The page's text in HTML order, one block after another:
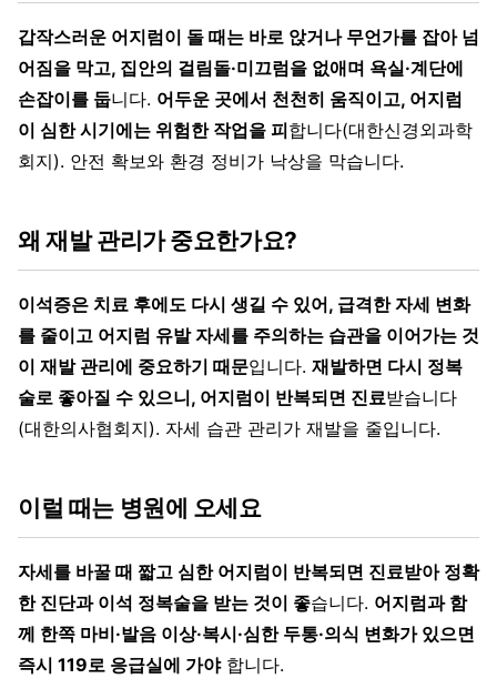
갑작스러운 어지럼이 돌 때는 바로 앉거나 무언가를 잡아 넘
어짐을 막고, 집안의 걸림돌·미끄럼을 없애며 욕실·계단에
손잡이를 둡니다. 어두운 곳에서 천천히 움직이고, 어지럼
이 심한 시기에는 위험한 작업을 피합니다(대한신경외과학
회지). 안전 확보와 환경 정비가 낙상을 막습니다.
왜 재발 관리가 중요한가요?
이석증은 치료 후에도 다시 생길 수 있어, 급격한 자세 변화
를 줄이고 어지럼 유발 자세를 주의하는 습관을 이어가는 것
이 재발 관리에 중요하기 때문입니다. 재발하면 다시 정복
술로 좋아질 수 있으니, 어지럼이 반복되면 진료받습니다
(대한의사협회지). 자세 습관 관리가 재발을 줄입니다.
이럴 때는 병원에 오세요
자세를 바꿀 때 짧고 심한 어지럼이 반복되면 진료받아 정확
한 진단과 이석 정복술을 받는 것이 좋습니다. 어지럼과 함
께 한쪽 마비·발음 이상·복시·심한 두통·의식 변화가 있으면
즉시 119로 응급실에 가야합니다.